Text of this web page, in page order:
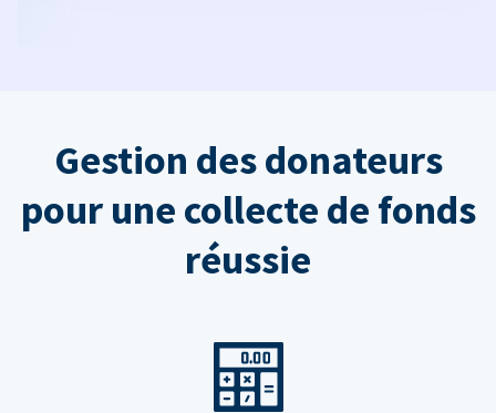
Gestion des donateurs
pour une collecte de fonds
réussie